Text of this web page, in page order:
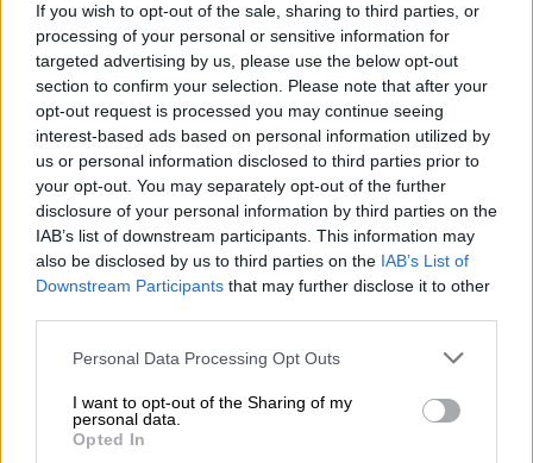
If you wish to opt-out of the sale, sharing to third parties, or
processing of your personal or sensitive information for
targeted advertising by us, please use the below opt-out
section to confirm your selection. Please note that after your
opt-out request is processed you may continue seeing
interest-based ads based on personal information utilized by
us or personal information disclosed to third parties prior to
your opt-out. You may separately opt-out of the further
disclosure of your personal information by third parties on the
IAB’s list of downstream participants. This information may
also be disclosed by us to third parties on the IAB’s List of
Downstream Participants that may further disclose it to other
Please note that this website/app uses one or more Google
not limited to your visit or usage behaviour. You may click to
grant or deny consent to Google and its third-party tags to
use your data for below specified purposes in below Google
Personal Data Processing Opt Outs
I want to opt-out of the Sharing of my
personal data.
Opted In
Τρίγλια βούτηξαν στα παγωμένα νερά της
Προποντίδας